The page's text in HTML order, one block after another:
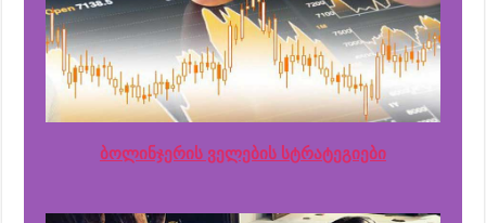
ბოლინჯერის ველების სტრატეგიები